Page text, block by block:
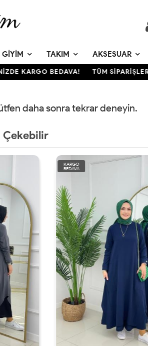
GIYIM TAKIM AKSESUAR
KARGO BEDAVA! TÜM
daha sonra tekrar deneyin.
Çekebilir